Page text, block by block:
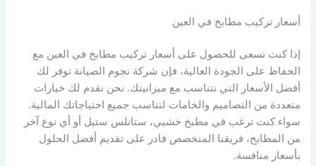
أسعار تركيب مطابخ في العين
إذا كنت تسعى للحصول على أسعار تركيب مطابخ في العين مع
الحفاظ على الجودة العالية، فإن شركة نجوم الصيانة توفر لك
أفضل الأسعار التي تتناسب مع ميزانيتك. نحن نقدم لك خيارات
متعددة من التصاميم والخامات لتناسب جميع احتياجاتك المالية.
سواء كنت ترغب في مطبخ خشبي، ستانلس ستيل أو أي نوع آخر
من المطابخ، فريقنا المتخصص قادر على تقديم أفضل الحلول
بأسعار منافسة.